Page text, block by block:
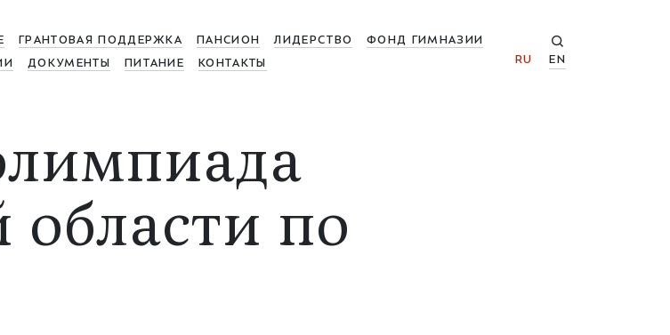
ГРАНТОВАЯ ПОДДЕРЖКА ПАНСИОН ЛИДЕРСТВО
ФОНД ГИМНАЗИИ
ДОКУМЕНТЫ ПИТАНИЕ КОНТАКТЫ RU EN
области по